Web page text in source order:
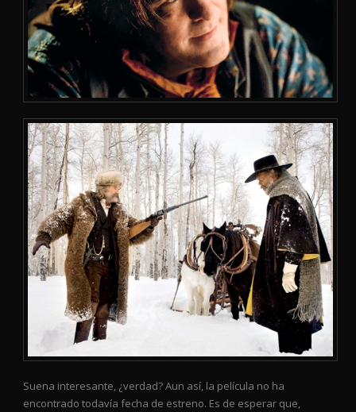
Suena interesante, ¿verdad? Aun así, la película no ha
encontrado todavía fecha de estreno. Es de esperar que,